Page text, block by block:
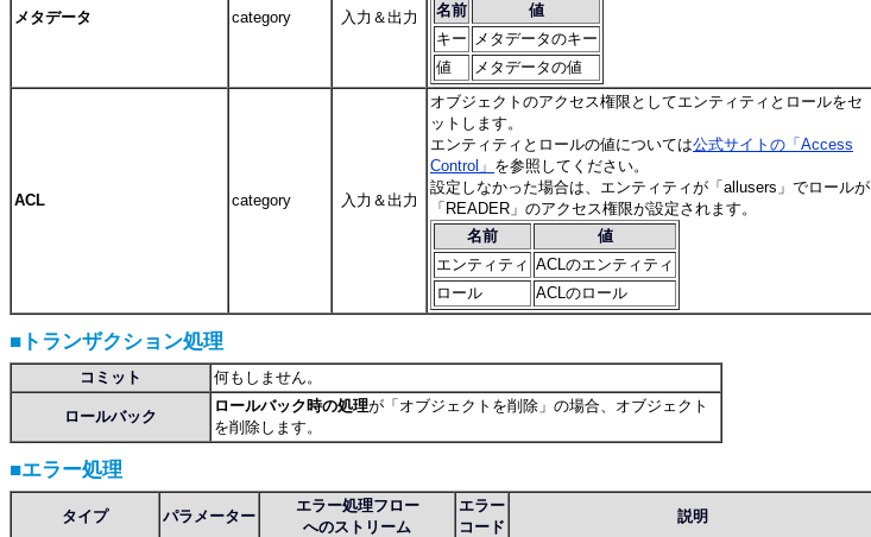
メタデータ category 入力＆出力
名前
値
キー メタデータのキー
値
メタデータの値
ACL category 入力＆出力
オブジェクトのアクセス権限としてエンティティとロールをセ
ットします。
エンティティとロールの値については公式サイトの「Access
Control」 を参照してください。
設定しなかった場合は、エンティティが「allusers」でロールが
「READER」のアクセス権限が設定されます。
名前
値
エンティティ ACLのエンティティ
ロール
ACLのロール
■トランザクション処理
コミット 何もしません。
ロールバック
ロールバック時の処理が「 オブジェクトを削除 」の場合、オブジェクト
を削除します。
■エラー処理
タイプ パラメーター
エラー処理フロー
へのストリーム
エラー
コード
説明